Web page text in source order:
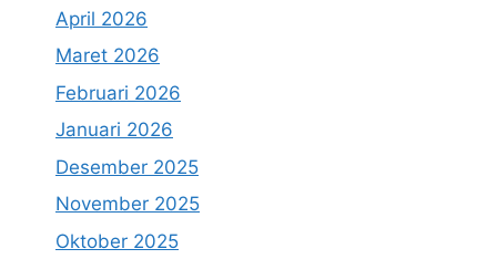
April 2026
Maret 2026
Februari 2026
Januari 2026
Desember 2025
November 2025
Oktober 2025